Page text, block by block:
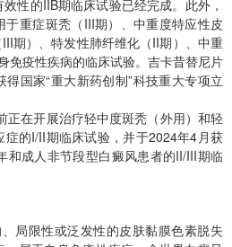
性的IIB期临床试验已经完成。此外，
重症斑秃（III期）、中重度特应性皮
期）、特发性肺纤维化（II期）、中重
免疫性疾病的临床试验。吉卡昔替尼片
国家“重大新药创制”科技重大专项立
在开展治疗轻中度斑秃（外用）和轻
的I/II期临床试验，并于2024年4月获
和成人非节段型白癜风患者的II/III期临
限性或泛发性的皮肤黏膜色素脱失